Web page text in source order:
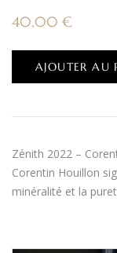
40,00 €
AJOUTER AU
Zénith 2022 –
Corentin Houillon
minéralité et la